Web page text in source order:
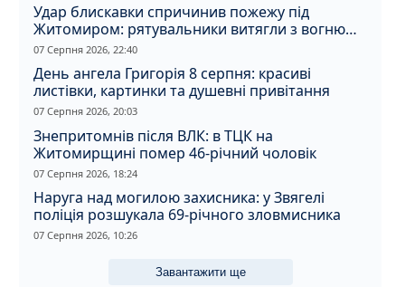
Удар блискавки спричинив пожежу під
Житомиром: рятувальники витягли з вогню
кота
07 Серпня 2026, 22:40
День ангела Григорія 8 серпня: красиві
листівки, картинки та душевні привітання
07 Серпня 2026, 20:03
Знепритомнів після ВЛК: в ТЦК на
Житомирщині помер 46-річний чоловік
07 Серпня 2026, 18:24
Наруга над могилою захисника: у Звягелі
поліція розшукала 69-річного зловмисника
07 Серпня 2026, 10:26
Завантажити ще